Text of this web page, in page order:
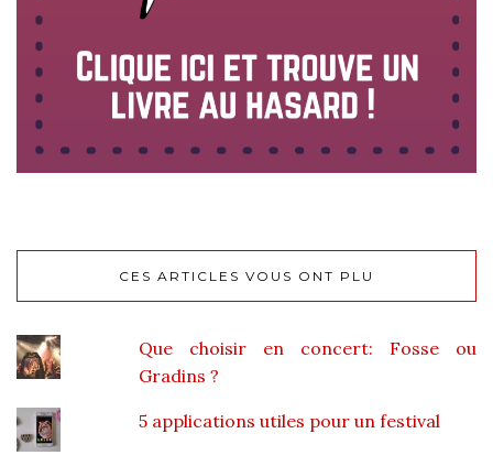
CES ARTICLES VOUS ONT PLU
Que choisir en concert: Fosse ou
Gradins ?
5 applications utiles pour un festival